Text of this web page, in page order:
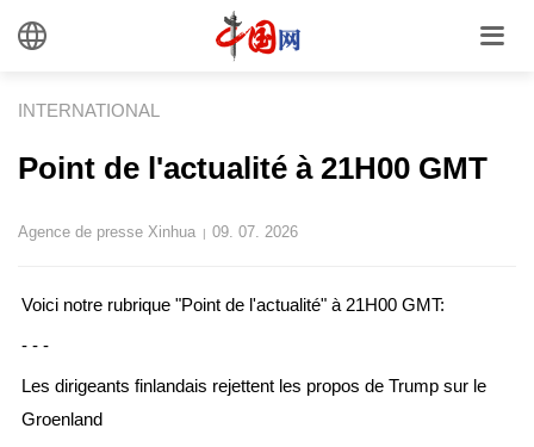
INTERNATIONAL
Point de l'actualité à 21H00 GMT
Agence de presse Xinhua | 09. 07. 2026
Voici notre rubrique "Point de l'actualité" à 21H00 GMT:
- - -
Les dirigeants finlandais rejettent les propos de Trump sur le
Groenland